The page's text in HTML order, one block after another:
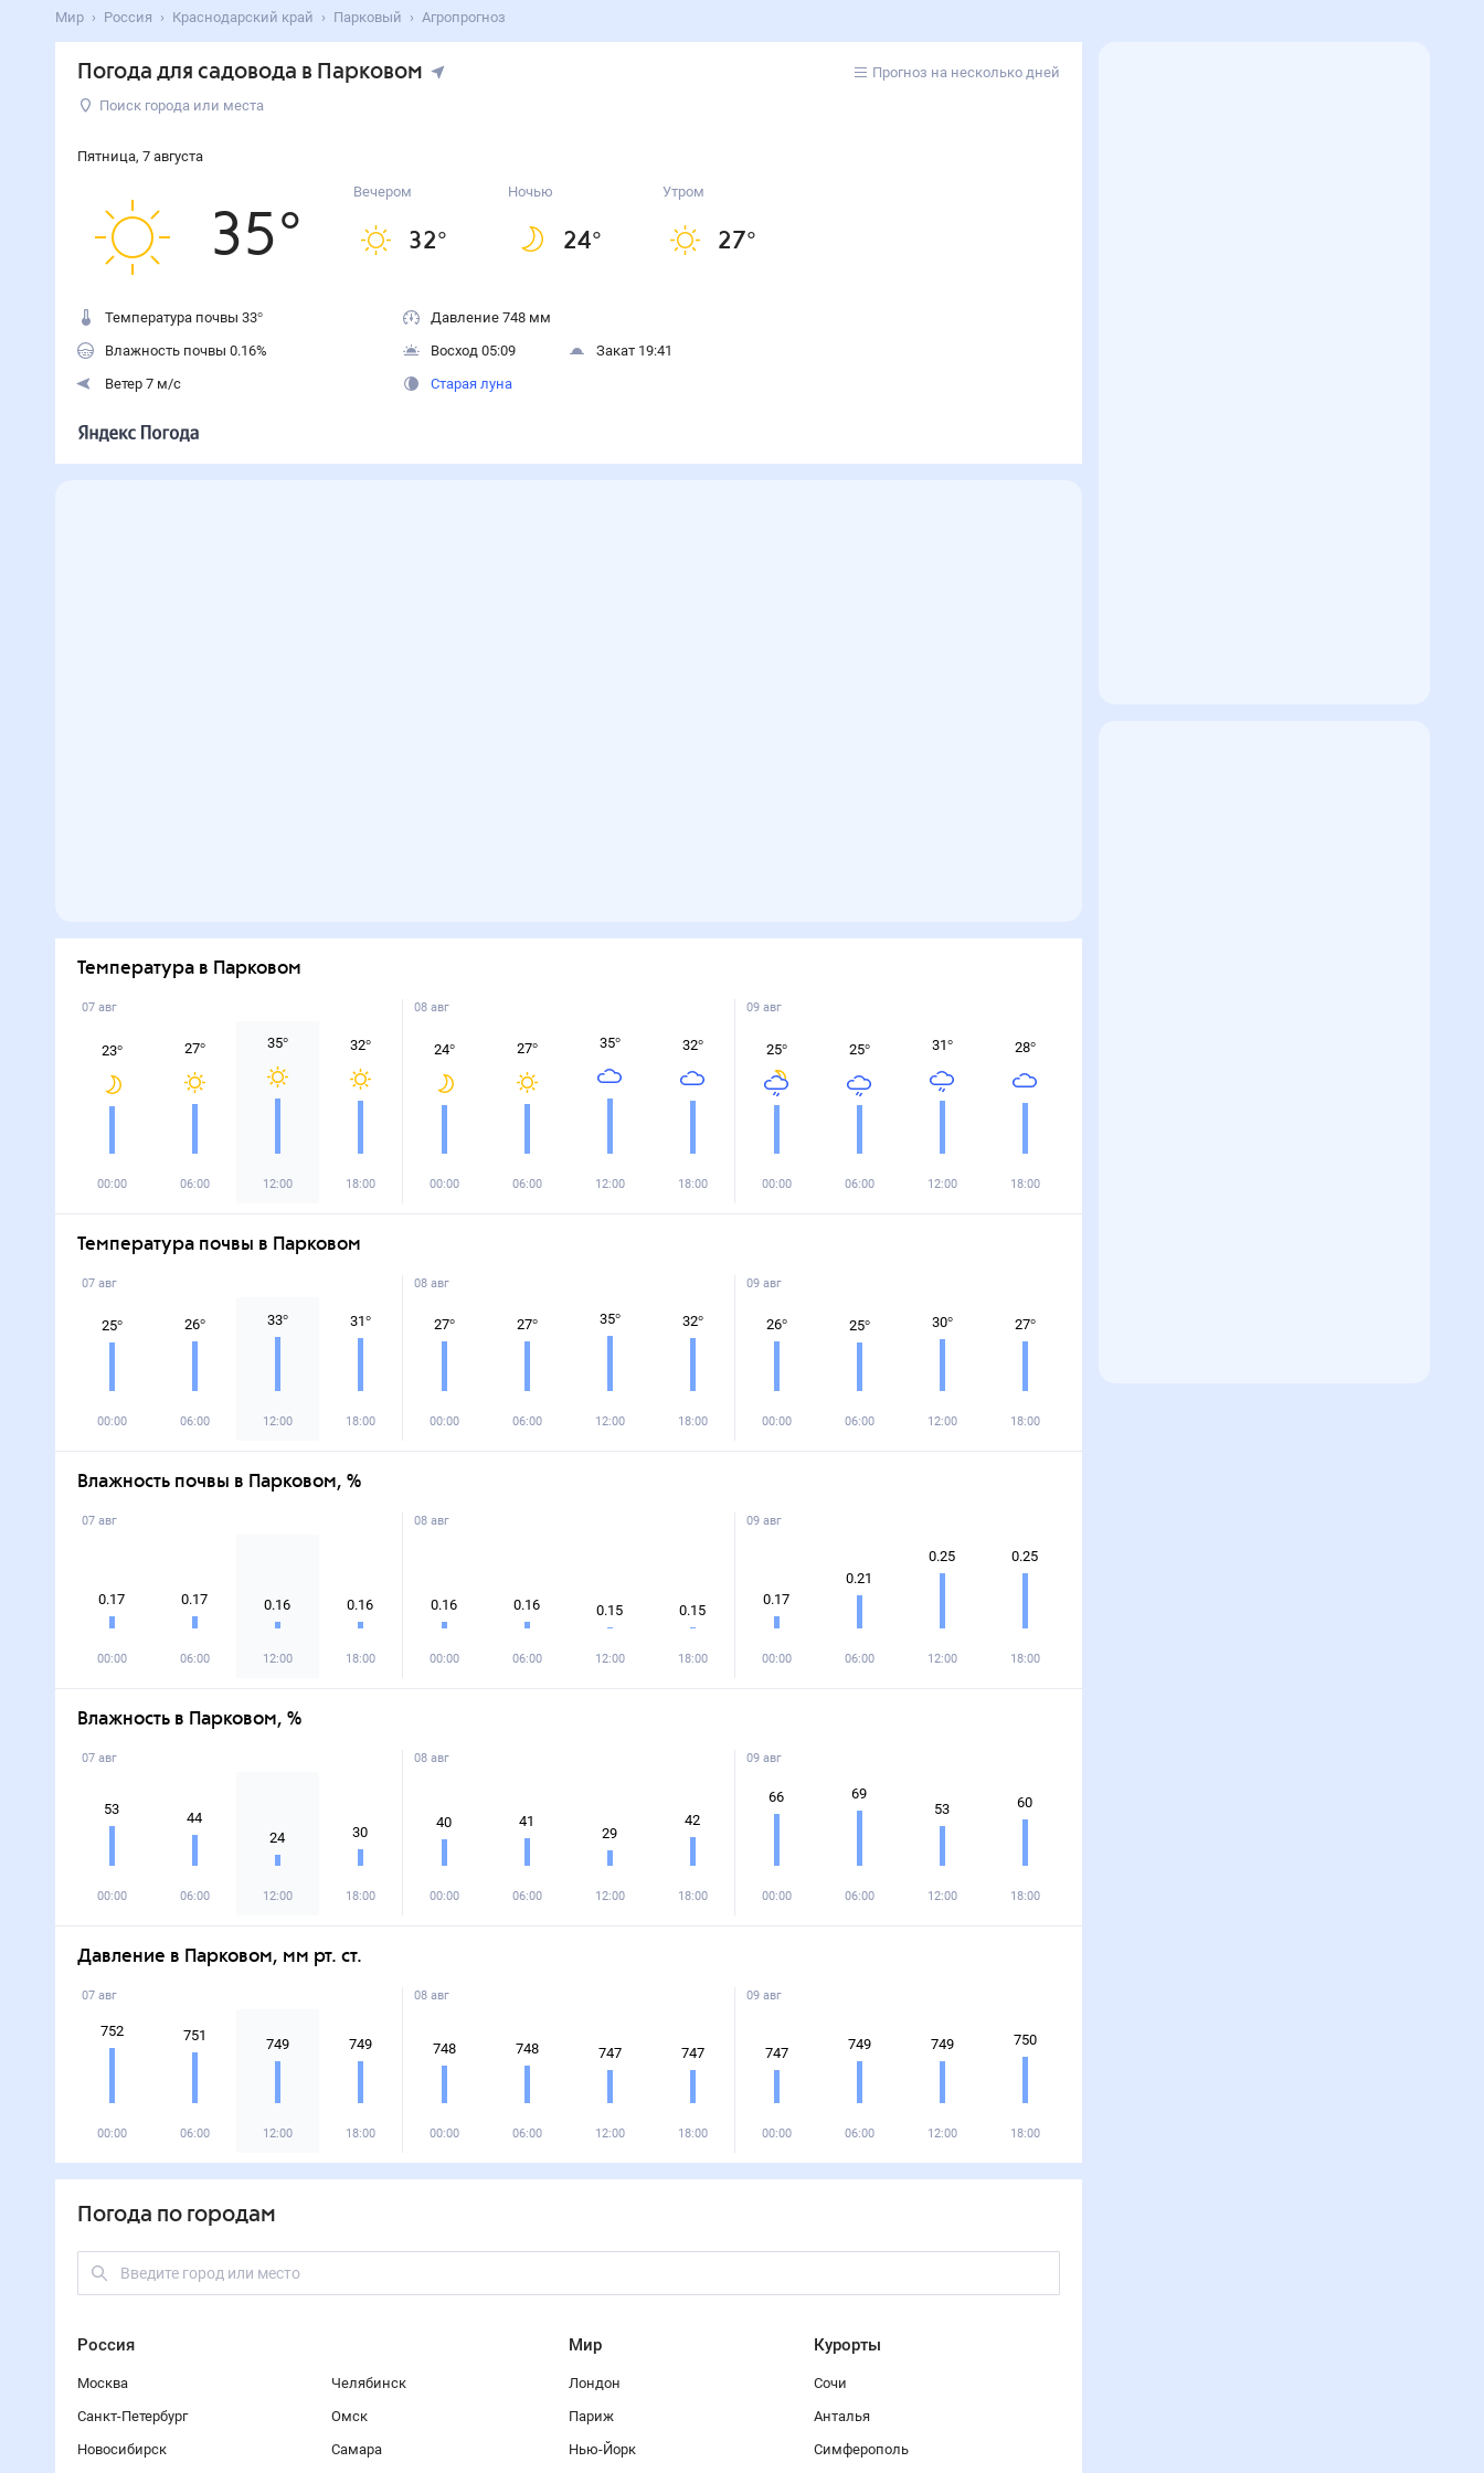
Мир Россия Краснодарский край Парковый Агропрогноз
Погода для садовода в Парковом
Прогноз на несколько дней
Поиск города или места
Пятница, 7 августа
35°
Вечером
32°
Ночью
24°
Утром
27°
Температура почвы 33°
Влажность почвы 0.16%
Ветер 7 м/с
Давление 748 мм
Восход 05:09
Закат 19:41
Старая луна
Температура в Парковом
07 авг
23°
00:00
27°
06:00
35°
12:00
32°
18:00
08 авг
24°
00:00
27°
06:00
35°
12:00
32°
18:00
09 авг
25°
00:00
25°
06:00
31°
12:00
28°
18:00
Температура почвы в Парковом
07 авг
25°
00:00
26°
06:00
33°
12:00
31°
18:00
08 авг
27°
00:00
27°
06:00
35°
12:00
32°
18:00
09 авг
26°
00:00
25°
06:00
30°
12:00
27°
18:00
Влажность почвы в Парковом, %
07 авг
0.17
00:00
0.17
06:00
0.16
12:00
0.16
18:00
08 авг
0.16
00:00
0.16
06:00
0.15
12:00
0.15
18:00
09 авг
0.17
00:00
0.21
06:00
0.25
12:00
0.25
18:00
Влажность в Парковом, %
07 авг
53
00:00
44
06:00
24
12:00
30
18:00
08 авг
40
00:00
41
06:00
29
12:00
42
18:00
09 авг
66
00:00
69
06:00
53
12:00
60
18:00
Давление в Парковом, мм рт. ст.
07 авг
752
00:00
751
06:00
749
12:00
749
18:00
08 авг
748
00:00
748
06:00
747
12:00
747
18:00
09 авг
747
00:00
749
06:00
749
12:00
750
18:00
Погода по городам
Россия
Москва
Санкт-Петербург
Новосибирск
Челябинск
Омск
Самара
Мир
Лондон
Париж
Нью-Йорк
Курорты
Сочи
Анталья
Симферополь